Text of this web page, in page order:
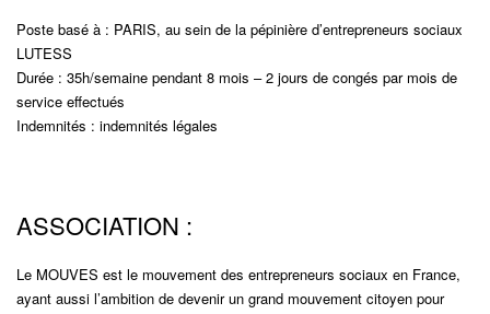
Poste basé à : PARIS, au sein de la pépinière d’entrepreneurs sociaux
LUTESS
Durée : 35h/semaine pendant 8 mois – 2 jours de congés par mois de
service effectués
Indemnités : indemnités légales
ASSOCIATION :
Le MOUVES est le mouvement des entrepreneurs sociaux en France,
ayant aussi l’ambition de devenir un grand mouvement citoyen pour